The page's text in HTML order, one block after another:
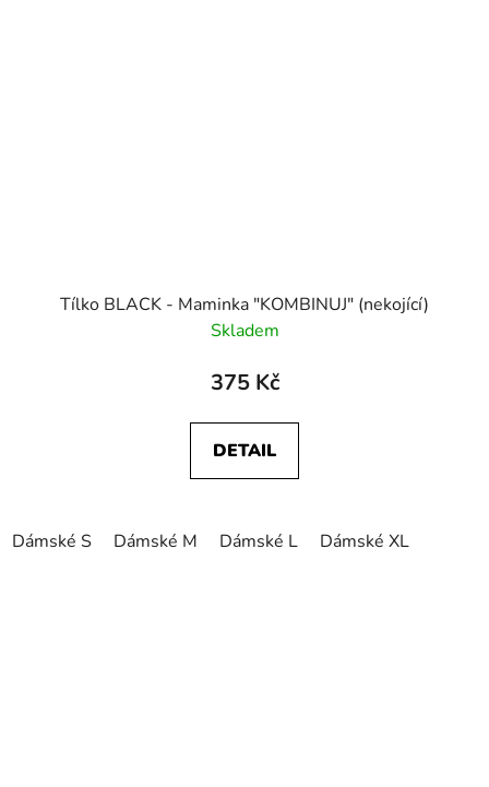
Tílko BLACK - Maminka "KOMBINUJ" (nekojící)
Skladem
375 Kč
DETAIL
Dámské S Dámské M Dámské L Dámské XL